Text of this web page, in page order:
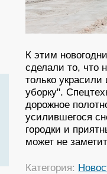
К этим
сделали то, что
только
уборку".
дорожное
усилившегося
городки и
может не
Категория: